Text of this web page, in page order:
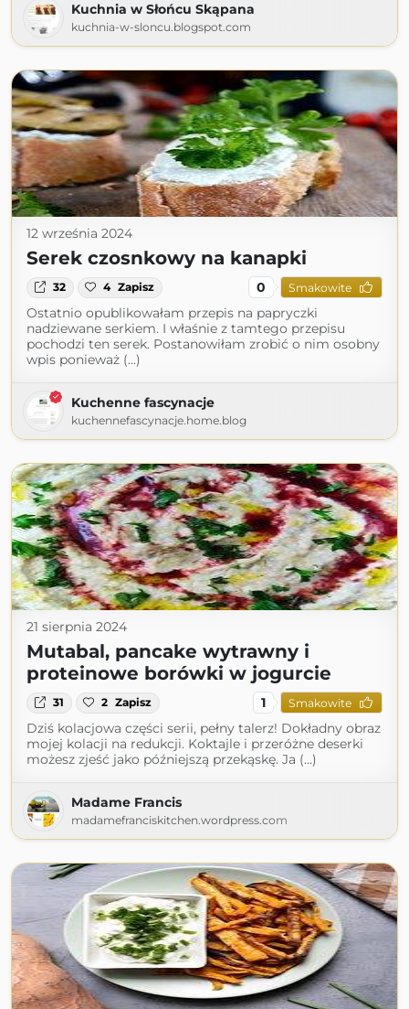
Kuchnia w Słońcu Skąpana
kuchnia-w-sloncu.blogspot.com
12 września 2024
Serek czosnkowy na kanapki
32 4 Zapisz 0 Smakowite
Ostatnio opublikowałam przepis na papryczki
nadziewane serkiem. I właśnie z tamtego przepisu
pochodzi ten serek. Postanowiłam zrobić o nim osobny
wpis ponieważ (...)
Kuchenne fascynacje
kuchennefascynacje.home.blog
21 sierpnia 2024
Mutabal, pancake wytrawny i
proteinowe borówki w jogurcie
31 2 Zapisz 1 Smakowite
Dziś kolacjowa części serii, pełny talerz! Dokładny obraz
mojej kolacji na redukcji. Koktajle i przeróżne deserki
możesz zjeść jako późniejszą przekąskę. Ja (...)
Madame Francis
madamefranciskitchen.wordpress.com